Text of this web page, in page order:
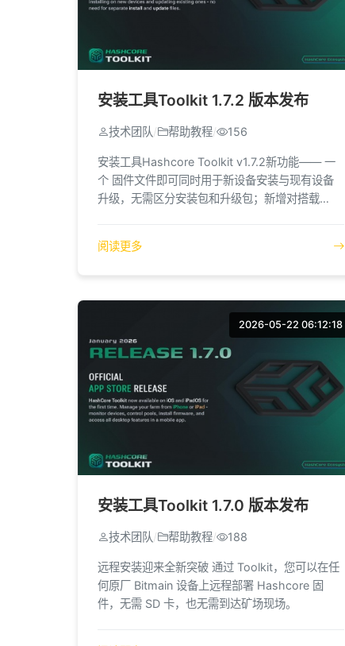
安装工具Toolkit 1.7.2 版本发布
技术团队/ 帮助教程/ 156
安装工具Hashcore Toolkit v1.7.2新功能—— 一
个 固件文件即可同时用于新设备安装与现有设备
升级，无需区分安装包和升级包；新增对搭载
阅读更多
2026-05-22 06:12:18
安装工具Toolkit 1.7.0 版本发布
技术团队/ 帮助教程/ 188
远程安装迎来全新突破 通过 Toolkit，您可以在任
何原厂 Bitmain 设备上远程部署 Hashcore 固
件，无需 SD 卡，也无需到达矿场现场。